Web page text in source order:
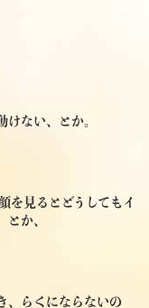
けない、とか。
を見るとどうしてもイ
とか、
、らくにならないの